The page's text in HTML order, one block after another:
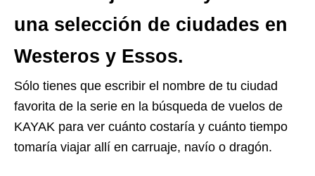
una selección de ciudades en
Westeros y Essos.
Sólo tienes que escribir el nombre de tu ciudad
favorita de la serie en la búsqueda de vuelos de
KAYAK para ver cuánto costaría y cuánto tiempo
tomaría viajar allí en carruaje, navío o dragón.